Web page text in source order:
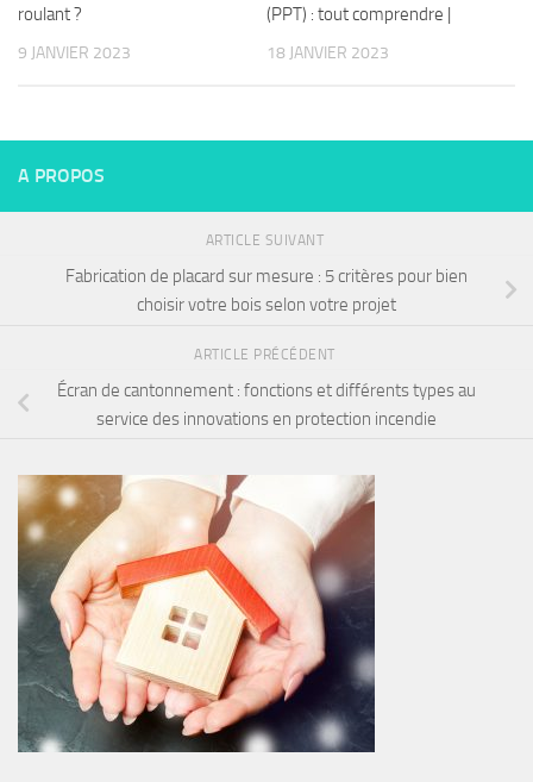
roulant ?
9 JANVIER 2023
(PPT) : tout comprendre |
18 JANVIER 2023
A PROPOS
ARTICLE SUIVANT
Fabrication de placard sur mesure : 5 critères pour bien
choisir votre bois selon votre projet
ARTICLE PRÉCÉDENT
Écran de cantonnement : fonctions et différents types au
service des innovations en protection incendie